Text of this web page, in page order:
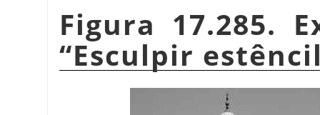
Figura 17.285.
“Esculpir